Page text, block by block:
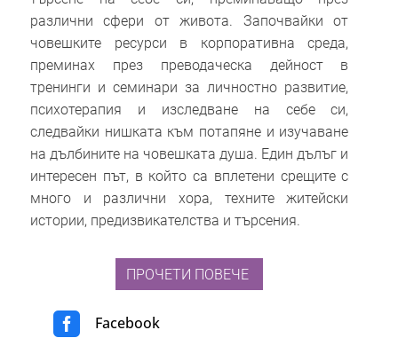
различни сфери от живота. Започвайки от
човешките ресурси в корпоративна среда,
преминах през преводаческа дейност в
тренинги и семинари за личностно развитие,
психотерапия и изследване на себе си,
следвайки нишката към потапяне и изучаване
на дълбините на човешката душа. Един дълъг и
интересен път, в който са вплетени срещите с
много и различни хора, техните житейски
истории, предизвикателства и търсения.
ПРОЧЕТИ ПОВЕЧЕ
 Facebook